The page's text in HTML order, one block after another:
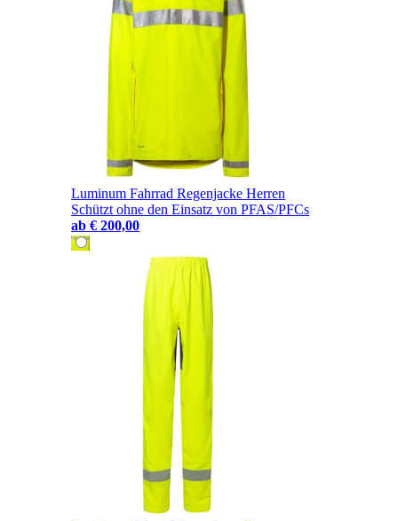
Luminum Fahrrad Regenjacke Herren
Schützt ohne den Einsatz von PFAS/PFCs
ab € 200,00